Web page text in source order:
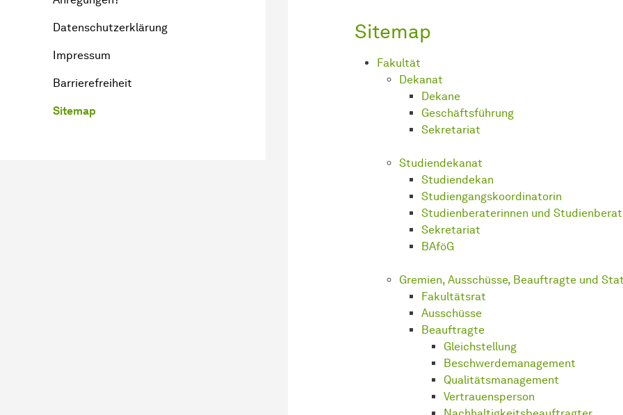
Datenschutzerklärung
Impressum
Barrierefreiheit
Sitemap
Sitemap
Fakultät
Dekanat
Dekane
Geschäftsführung
Sekretariat
Studiendekanat
Stu­dien­de­kan
Studiengangskoordinatorin
Stu­dien­be­ra­te­rin­nen und
Sekretariat
BAföG
Gremien, Ausschüsse, Beauftragte und
Fakultätsrat
Ausschüsse
Beauftragte
Gleichstellung
Be­schwer­de­ma­nage­ment
Qualitätsmanagement
Vertrauensperson